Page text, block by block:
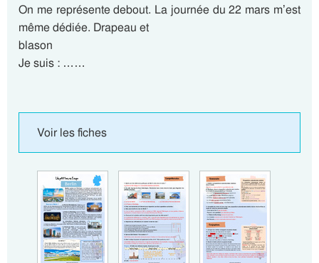
On me représente debout. La journée du 22 mars m’est
même dédiée. Drapeau et
blason
Je suis : ……
Voir les fiches